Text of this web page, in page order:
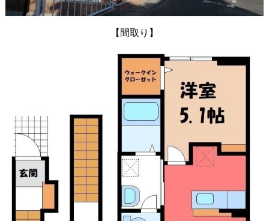
【間取り】